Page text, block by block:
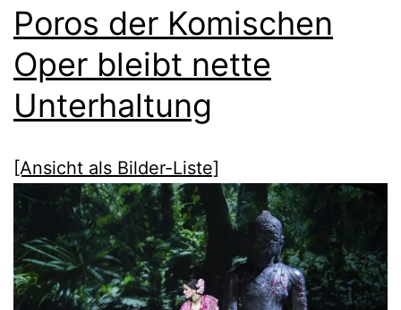
Poros der Komischen
Oper bleibt nette
Unterhaltung
[Ansicht als Bilder-Liste]